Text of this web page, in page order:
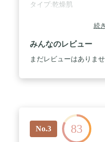
タイプ:乾燥肌
続
みんなのレビュー
まだレビューはありま
No.3 83